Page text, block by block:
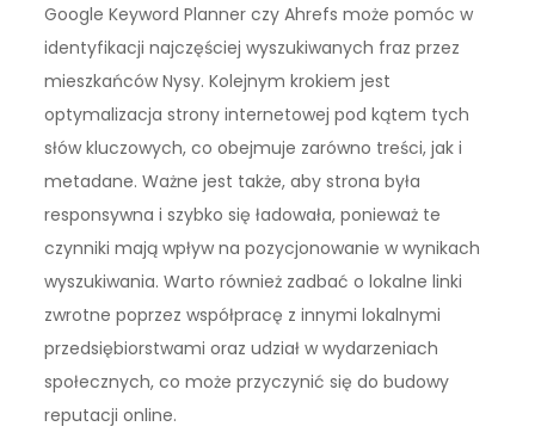
Google Keyword Planner czy Ahrefs może pomóc w
identyfikacji najczęściej wyszukiwanych fraz przez
mieszkańców Nysy. Kolejnym krokiem jest
optymalizacja strony internetowej pod kątem tych
słów kluczowych, co obejmuje zarówno treści, jak i
metadane. Ważne jest także, aby strona była
responsywna i szybko się ładowała, ponieważ te
czynniki mają wpływ na pozycjonowanie w wynikach
wyszukiwania. Warto również zadbać o lokalne linki
zwrotne poprzez współpracę z innymi lokalnymi
przedsiębiorstwami oraz udział w wydarzeniach
społecznych, co może przyczynić się do budowy
reputacji online.